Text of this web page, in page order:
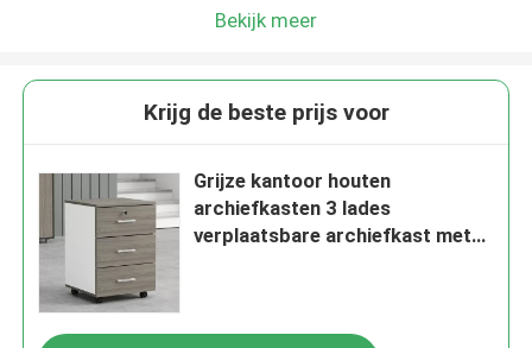
Bekijk meer
Krijg de beste prijs voor
Grijze kantoor houten
archiefkasten 3 lades
verplaatsbare archiefkast met